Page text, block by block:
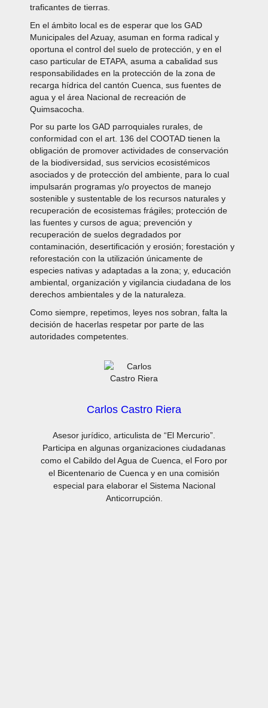
traficantes de tierras.
En el ámbito local es de esperar que los GAD
Municipales del Azuay, asuman en forma radical y
oportuna el control del suelo de protección, y en el
caso particular de ETAPA, asuma a cabalidad sus
responsabilidades en la protección de la zona de
recarga hídrica del cantón Cuenca, sus fuentes de
agua y el área Nacional de recreación de
Quimsacocha.
Por su parte los GAD parroquiales rurales, de
conformidad con el art. 136 del COOTAD tienen la
obligación de promover actividades de conservación
de la biodiversidad, sus servicios ecosistémicos
asociados y de protección del ambiente, para lo cual
impulsarán programas y/o proyectos de manejo
sostenible y sustentable de los recursos naturales y
recuperación de ecosistemas frágiles; protección de
las fuentes y cursos de agua; prevención y
recuperación de suelos degradados por
contaminación, desertificación y erosión; forestación y
reforestación con la utilización únicamente de
especies nativas y adaptadas a la zona; y, educación
ambiental, organización y vigilancia ciudadana de los
derechos ambientales y de la naturaleza.
Como siempre, repetimos, leyes nos sobran, falta la
decisión de hacerlas respetar por parte de las
autoridades competentes.
Carlos Castro Riera
Asesor jurídico, articulista de “El Mercurio”.
Participa en algunas organizaciones ciudadanas
como el Cabildo del Agua de Cuenca, el Foro por
el Bicentenario de Cuenca y en una comisión
especial para elaborar el Sistema Nacional
Anticorrupción.